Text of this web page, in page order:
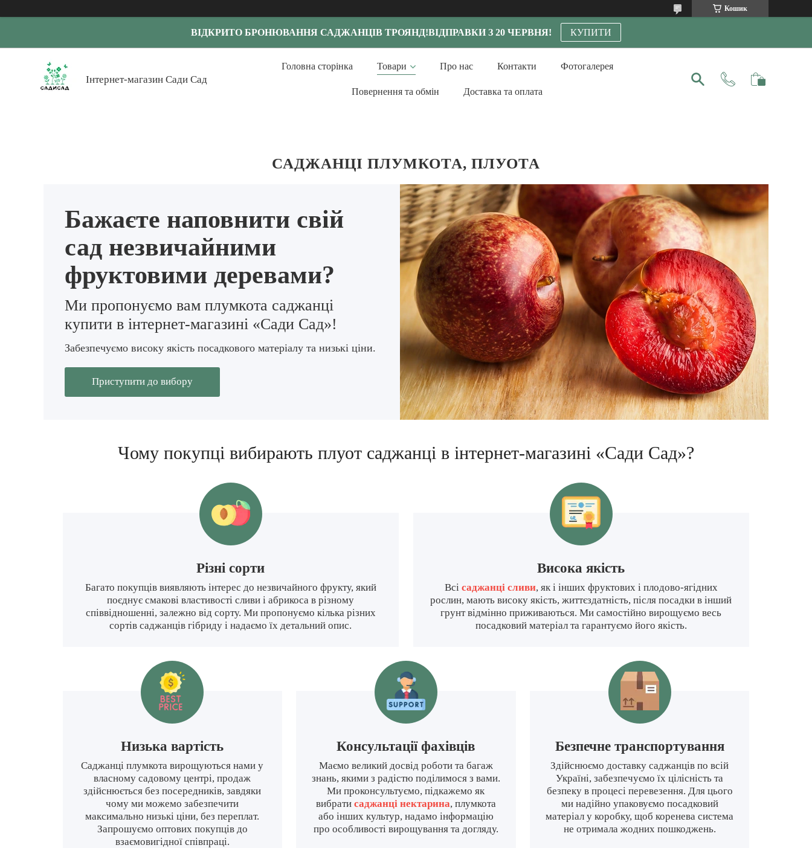
Кошик
ВІДКРИТО БРОНЮВАННЯ САДЖАНЦІВ ТРОЯНД!ВІДПРАВКИ З 20 ЧЕРВНЯ! КУПИТИ
Інтернет-магазин Сади Сад
Головна сторінка Товари Про нас Контакти Фотогалерея
Повернення та обмін Доставка та оплата
САДЖАНЦІ ПЛУМКОТА, ПЛУОТА
Бажаєте наповнити свій
сад незвичайними
фруктовими деревами?
Ми пропонуємо вам плумкота саджанці
купити в інтернет-магазині «Сади Сад»!
Забезпечуємо високу якість посадкового матеріалу та низькі ціни.
Приступити до вибору
Чому покупці вибирають плуот саджанці в інтернет-магазині «Сади Сад»?
Рiзнi сорти
Багато покупців виявляють інтерес до незвичайного фрукту, який
поєднує смакові властивості сливи і абрикоса в різному
співвідношенні, залежно від сорту. Ми пропонуємо кілька різних
сортів саджанців гібриду і надаємо їх детальний опис.
Високa якiсть
Всі саджанці сливи, як і інших фруктових і плодово-ягідних
рослин, мають високу якість, життєздатність, після посадки в інший
грунт відмінно приживаються. Ми самостійно вирощуємо весь
посадковий матеріал та гарантуємо його якість.
Низька вартiсть
Саджанці плумкота вирощуються нами у
власному садовому центрі, продаж
здійснюється без посередників, завдяки
чому ми можемо забезпечити
максимально низькі ціни, без переплат.
Запрошуємо оптових покупців до
взаємовигідної співпраці.
Консультації фахівців
Маємо великий досвід роботи та багаж
знань, якими з радістю поділимося з вами.
Ми проконсультуємо, підкажемо як
вибрати саджанці нектарина, плумкота
або інших культур, надамо інформацію
про особливості вирощування та догляду.
Безпечне транспортування
Здійснюємо доставку саджанців по всій
Україні, забезпечуємо їх цілісність та
безпеку в процесі перевезення. Для цього
ми надійно упаковуємо посадковий
матеріал у коробку, щоб коренева система
не отримала жодних пошкоджень.